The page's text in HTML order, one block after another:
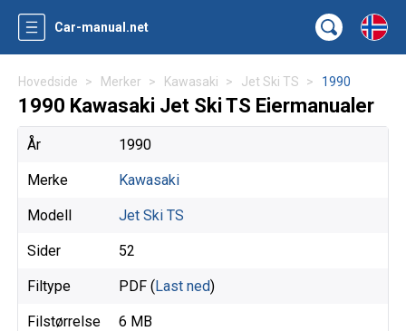
Car-manual.net
Hovedside Merker Kawasaki Jet Ski TS 1990
1990 Kawasaki Jet Ski TS Eiermanualer
År 1990
Merke Kawasaki
Modell Jet Ski TS
Sider 52
Filtype PDF (Last ned)
Filstørrelse 6 MB